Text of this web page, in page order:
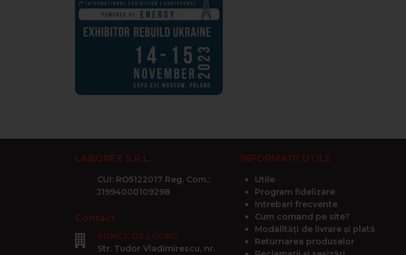
LABOREX S.R.L.
CUI: RO5122017 Reg. Com.:
J1994000109298
Contact
PUNCT DE LUCRU
Str. Tudor Vladimirescu, nr.
INFORMAȚII UTILE
Utile
Program fidelizare
Intrebari frecvente
Cum comand pe site?
Modalități de livrare și plată
Returnarea produselor